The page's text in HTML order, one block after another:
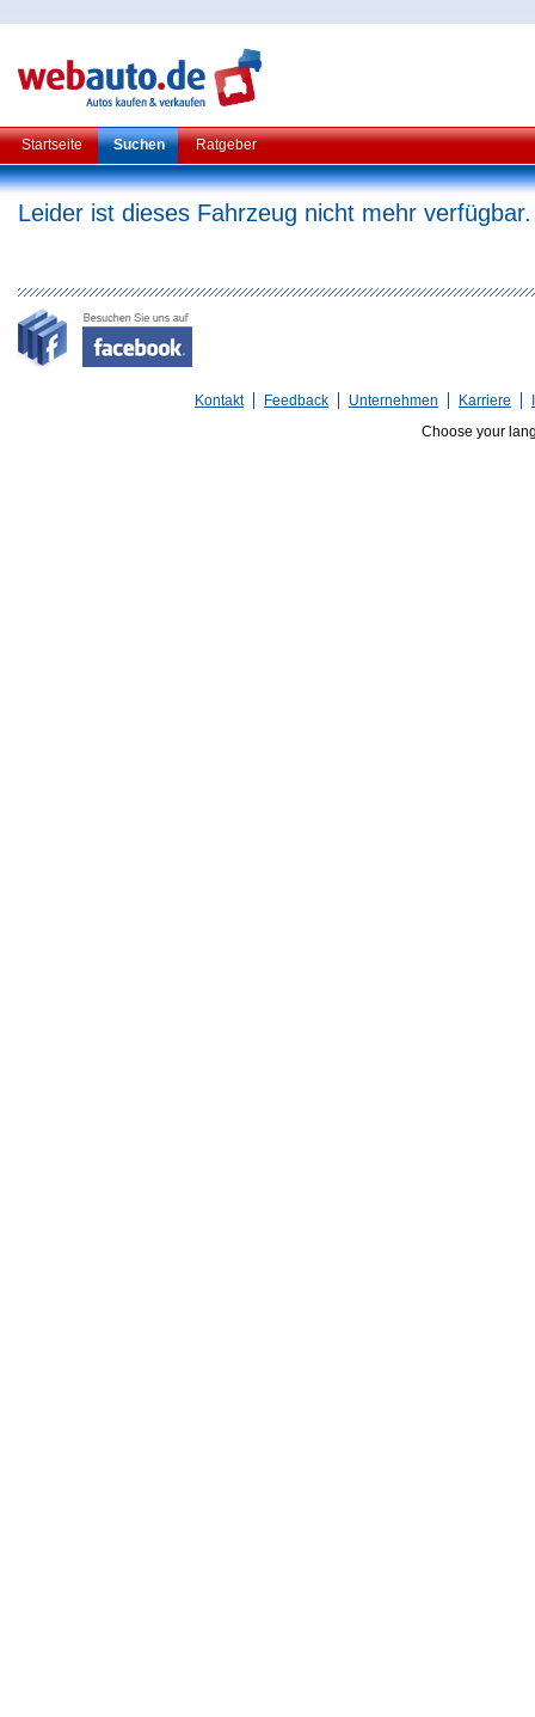
Startseite Suchen Ratgeber
Leider ist dieses Fahrzeug nicht mehr verfügbar.
Kontakt Feedback Unternehmen Karriere
Choose your